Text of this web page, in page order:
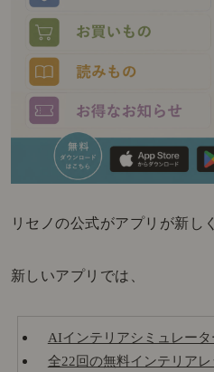
リセノの公式がアプリが新し
新しいアプリでは、
AIインテリアシミュレータ
全22回の無料インテリアレ